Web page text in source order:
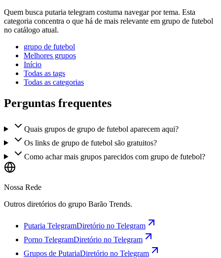
Quem busca putaria telegram costuma navegar por tema. Esta
categoria concentra o que há de mais relevante em grupo de futebol
no catálogo atual.
grupo de futebol
Melhores grupos
Início
Todas as tags
Todas as categorias
Perguntas frequentes
Quais grupos de grupo de futebol aparecem aqui?
Os links de grupo de futebol são gratuitos?
Como achar mais grupos parecidos com grupo de futebol?
Nossa Rede
Outros diretórios do grupo Barão Trends.
Putaria TelegramDiretório no Telegram
Porno TelegramDiretório no Telegram
Grupos de PutariaDiretório no Telegram